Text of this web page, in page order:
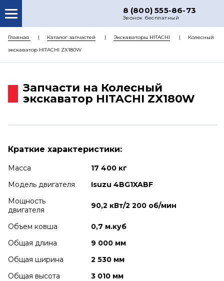
8 (800) 555-86-73
Звонок бесплатный
О НАС
КАТАЛОГ ЗАПЧАСТЕЙ
ДОСТАВКА
Главная Каталог запчастей Экскаваторы HITACHI
Колесный
экскаватор HITACHI ZX180W
Запчасти на Колесный
экскаватор HITACHI ZX180W
Краткие характеристики:
Масса
17 400 кг
Модель двигателя
Isuzu 4BG1XABF
Мощность
двигателя
90,2 кВт/2 200 об/мин
Объем ковша
0,7 м.куб
Общая длина
9 000 мм
Общая ширина
2 530 мм
Общая высота
3 010 мм